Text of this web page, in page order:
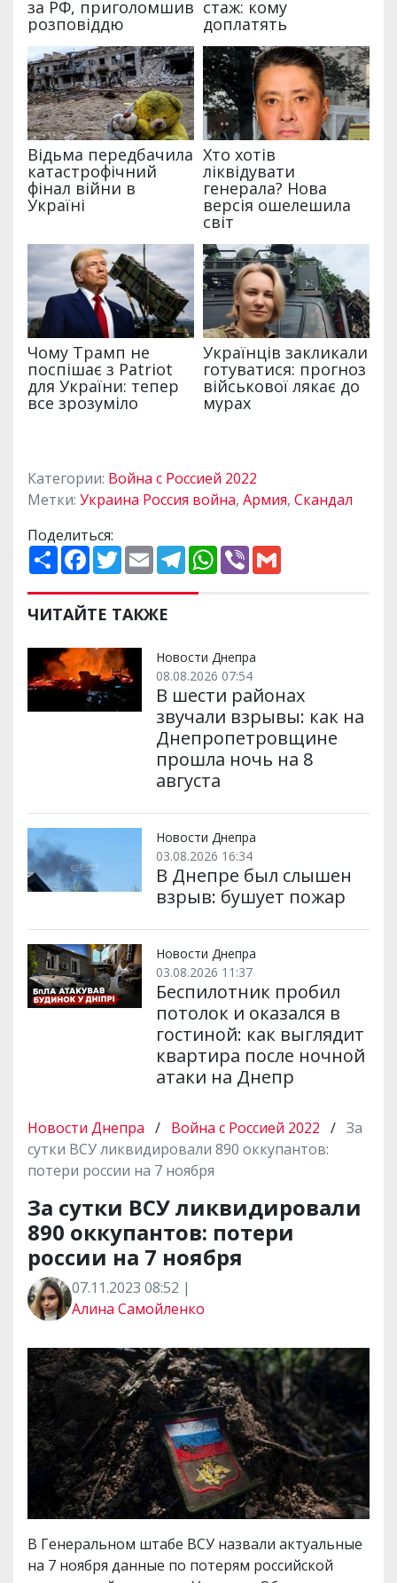
Категории: Война с Россией 2022
Метки: Украина Россия война, Армия, Скандал
Поделиться:
П
о
и
р
и
и
F
a
e
b
o
k
T
w
t
t
e
E
m
i
l
T
e
e
m
W
h
p
V
ЧИТАЙТЕ ТАКЖЕ
Новости Днепра
08.08.2026 07:54
В шести районах
звучали взрывы: как на
Днепропетровщине
прошла ночь на 8
августа
Новости Днепра
03.08.2026 16:34
В Днепре был слышен
взрыв: бушует пожар
Новости Днепра
03.08.2026 11:37
Беспилотник пробил
потолок и оказался в
гостиной: как выглядит
квартира после ночной
атаки на Днепр
Новости Днепра / Война с Россией 2022 / За
сутки ВСУ ликвидировали 890 оккупантов:
потери россии на 7 ноября
За сутки ВСУ ликвидировали
890 оккупантов: потери
россии на 7 ноября
07.11.2023 08:52 |
Алина Самойленко
В Генеральном штабе ВСУ назвали актуальные
на 7 ноября данные по потерям российской